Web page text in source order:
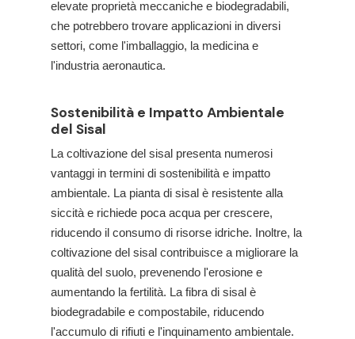
elevate proprietà meccaniche e biodegradabili,
che potrebbero trovare applicazioni in diversi
settori, come l'imballaggio, la medicina e
l'industria aeronautica.
Sostenibilità e Impatto Ambientale
del Sisal
La coltivazione del sisal presenta numerosi
vantaggi in termini di sostenibilità e impatto
ambientale. La pianta di sisal è resistente alla
siccità e richiede poca acqua per crescere,
riducendo il consumo di risorse idriche. Inoltre, la
coltivazione del sisal contribuisce a migliorare la
qualità del suolo, prevenendo l'erosione e
aumentando la fertilità. La fibra di sisal è
biodegradabile e compostabile, riducendo
l'accumulo di rifiuti e l'inquinamento ambientale.